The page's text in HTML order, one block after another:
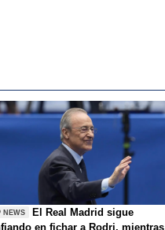
NEWS
El Real Madrid sigue
en fichar a Rodri, mientras